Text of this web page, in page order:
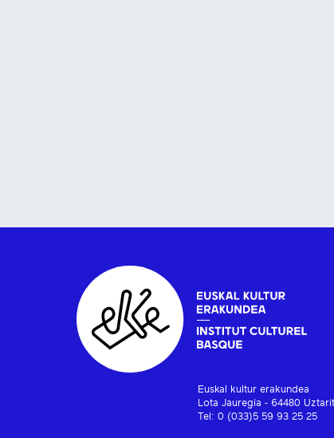
Euskal kultur erakundea
Lota Jauregia - 64480
Tel: 0 (033)5 59 93 25 25